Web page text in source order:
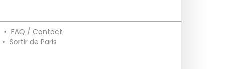
• FAQ / Contact
• Sortir de Paris